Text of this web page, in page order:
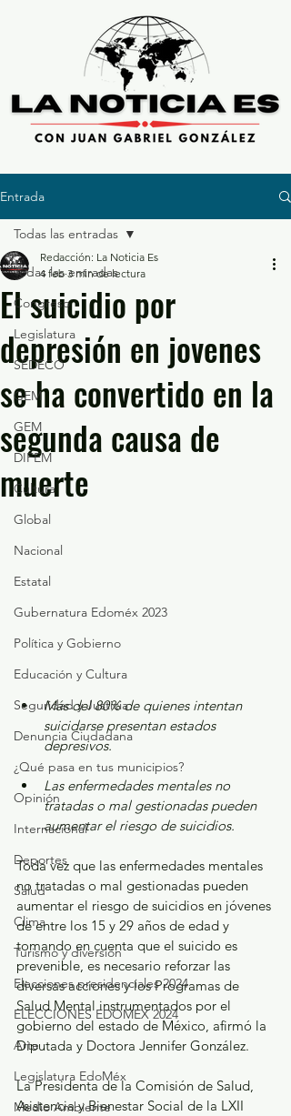
Entrada
Todas las entradas
Congreso
Legislatura
SEDECO
GEM
GEM
DIFEM
Cultura
Global
Nacional
Estatal
Gubernatura Edoméx 2023
Política y Gobierno
Educación y Cultura
Seguridad y Justicia
Denuncia Ciudadana
¿Qué pasa en tus municipios?
Opinión
Internacional
Deportes
Salud
Clima
Turismo y diversión
Elecciones presidenciales 2024
ELECCIONES EDOMEX 2024
Arte
Legislatura EdoMéx
Medio Ambiente
Todas las entradas
El suicidio por
depresión en jovenes
se ha convertido en la
segunda causa de
muerte
Redacción: La Noticia Es
4 feb 3 min de lectura
Más del 80% de quienes intentan
suicidarse presentan estados
depresivos.
Las enfermedades mentales no
tratadas o mal gestionadas pueden
aumentar el riesgo de suicidios.
Toda vez que las enfermedades mentales
no tratadas o mal gestionadas pueden
aumentar el riesgo de suicidios en jóvenes
de entre los 15 y 29 años de edad y
tomando en cuenta que el suicido es
prevenible, es necesario reforzar las
diversas acciones y los Programas de
Salud Mental instrumentados por el
gobierno del estado de México, afirmó la
Diputada y Doctora Jennifer González.
La Presidenta de la Comisión de Salud,
Asistencia y Bienestar Social de la LXII